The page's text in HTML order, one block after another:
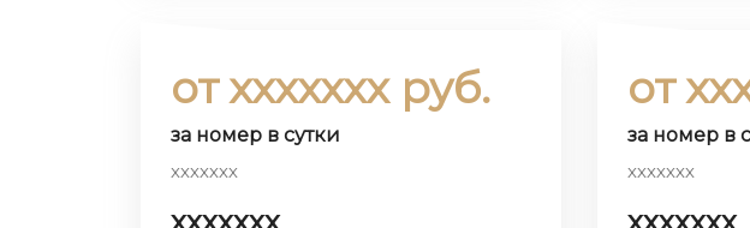
от ххххххх руб.
за номер в сутки
ххххххх
от
за номер в
ххххххх